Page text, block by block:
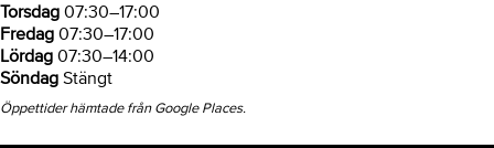
Torsdag 07:30–17:00
Fredag 07:30–17:00
Lördag 07:30–14:00
Söndag Stängt
Öppettider hämtade från Google Places.